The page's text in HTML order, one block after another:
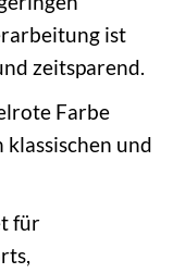
ist
zeitsparend.
Farbe
und
für